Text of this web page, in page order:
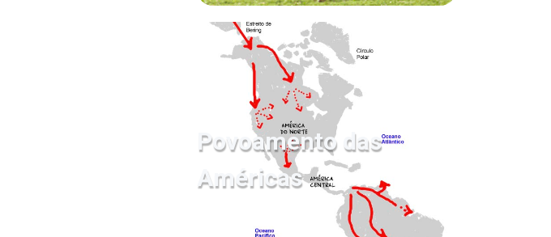
Povoamento das
Américas